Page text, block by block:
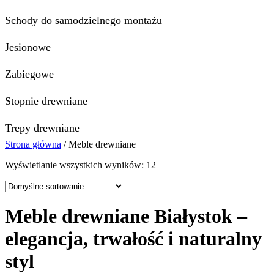
Schody do samodzielnego montażu
Jesionowe
Zabiegowe
Stopnie drewniane
Trepy drewniane
Strona główna / Meble drewniane
Wyświetlanie wszystkich wyników: 12
Meble drewniane Białystok –
elegancja, trwałość i naturalny
styl